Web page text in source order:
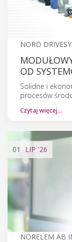
NORD
OD
Solidne i
procesów
Czytaj więcej…
01 LIP '26
NORELEM AB